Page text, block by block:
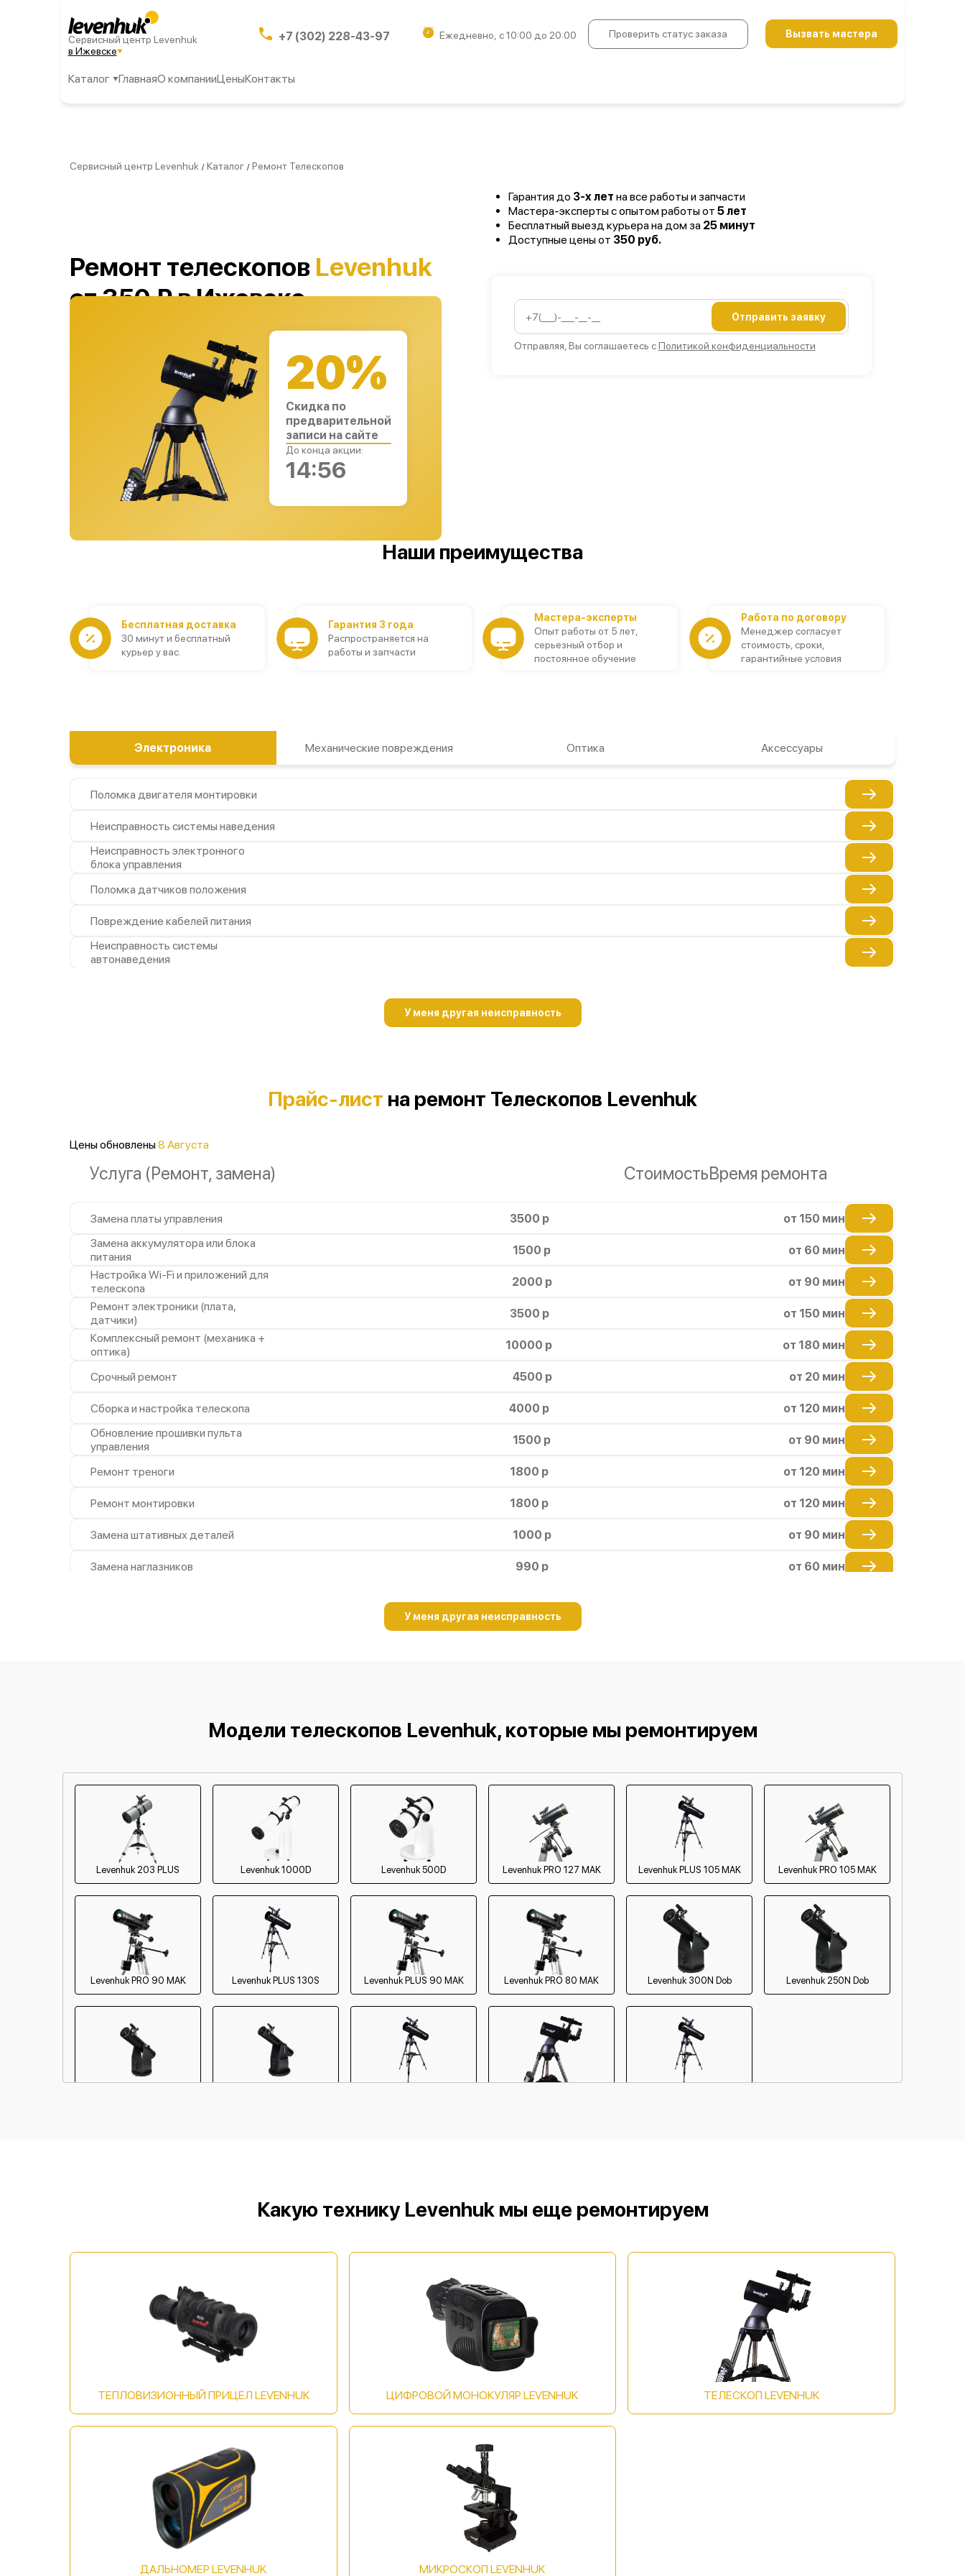
Сервисный центр Levenhuk
в Ижевске
+7 (302) 228-43-97 Ежедневно, с 10:00 до 20:00 Проверить статус заказа Вызвать мастера
Каталог ГлавнаяО компанииЦеныКонтакты
Сервисный центр Levenhuk / Каталог / Ремонт Телескопов
Ремонт телескопов Levenhuk
от 350 ₽ в Ижевске
Гарантия до 3-х лет на все работы и запчасти
Мастера-эксперты с опытом работы от 5 лет
Бесплатный выезд курьера на дом за 25 минут
Доступные цены от 350 руб.
Отправить заявку
Отправляя, Вы соглашаетесь сПолитикой конфиденциальности
20%
Скидка по
предварительной
записи на сайте
До конца акции:
14:55
Наши преимущества
Бесплатная доставка
30 минут и бесплатный
курьер у вас.
Гарантия 3 года
Распространяется на
работы и запчасти
Мастера-эксперты
Опыт работы от 5 лет,
серьезный отбор и
постоянное обучение
Работа по договору
Менеджер согласует
стоимость, сроки,
гарантийные условия
Электроника Механические повреждения Оптика Аксессуары
Поломка двигателя монтировки
Неисправность системы наведения
Неисправность электронного
блока управления
Поломка датчиков положения
Повреждение кабелей питания
Неисправность системы
автонаведения
У меня другая неисправность
Прайс-лист на ремонт Телескопов Levenhuk
Цены обновлены8 Августа
Услуга (Ремонт, замена) СтоимостьВремя ремонта
Замена платы управления 3500 р
от 150 мин
Замена аккумулятора или блока
питания
1500 р
от 60 мин
Настройка Wi-Fi и приложений для
телескопа
2000 р
от 90 мин
Ремонт электроники (плата,
датчики)
3500 р
от 150 мин
Комплексный ремонт (механика +
оптика)
10000 р от 180 мин
Срочный ремонт 4500 р от 20 мин
Сборка и настройка телескопа 4000 р
от 120 мин
Обновление прошивки пульта
управления
1500 р от 90 мин
Ремонт треноги 1800 р от 120 мин
Ремонт монтировки 1800 р от 120 мин
Замена штативных деталей 1000 р от 90 мин
Замена наглазников 990 р
от 60 мин
990 р
Чистка оптики (линз, зеркал) 760 р
Ремонт цифровых телескопов 2400 р от 120 мин
У меня другая неисправность
Модели телескопов Levenhuk, которые мы ремонтируем
Levenhuk 203 PLUS Levenhuk 1000D Levenhuk 500D Levenhuk PRO 127 MAK Levenhuk PLUS 105 MAK Levenhuk PRO 105 MAK
Levenhuk PRO 90 MAK Levenhuk PLUS 130S Levenhuk PLUS 90 MAK Levenhuk PRO 80 MAK Levenhuk 300N Dob Levenhuk 250N Dob
Какую технику Levenhuk мы еще ремонтируем
ТЕПЛОВИЗИОННЫЙ ПРИЦЕЛ LEVENHUK ЦИФРОВОЙ МОНОКУЛЯР LEVENHUK ТЕЛЕСКОП LEVENHUK
ДАЛЬНОМЕР LEVENHUK МИКРОСКОП LEVENHUK